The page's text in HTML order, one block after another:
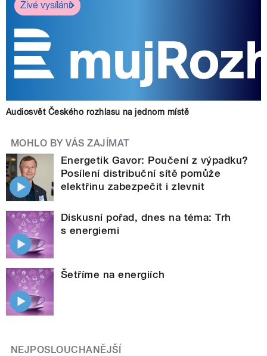
Živé vysílání
Audiosvět Českého rozhlasu na jednom místě
MOHLO BY VÁS ZAJÍMAT
Energetik Gavor: Poučení z výpadku?
Posílení distribuční sítě pomůže
elektřinu zabezpečit i zlevnit
Diskusní pořad, dnes na téma: Trh
s energiemi
Šetříme na energiích
NEJPOSLOUCHANĚJŠÍ